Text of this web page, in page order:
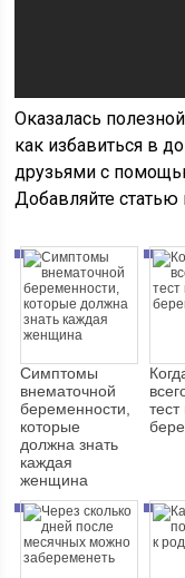
Оказалась
как избавиться в
друзьями с
Добавляйте статью
Симптомы
внематочной
беременности,
которые
должна знать
каждая
женщина
тест